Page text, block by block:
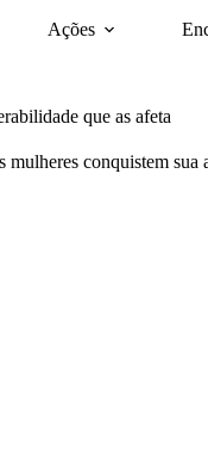
Ações
que as afeta
mulheres conquistem sua